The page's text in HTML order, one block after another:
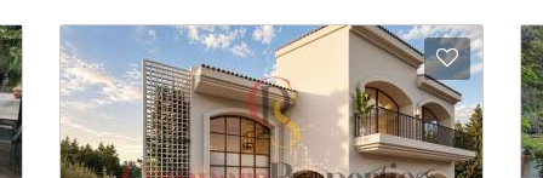
Favoriten hinzufügen Zu